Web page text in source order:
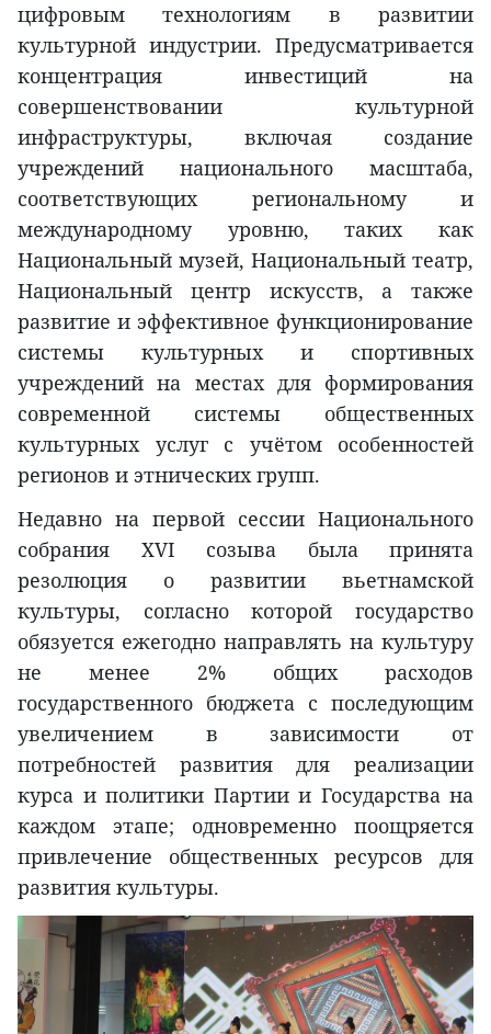
цифровым технологиям в развитии
культурной индустрии. Предусматривается
концентрация инвестиций на
совершенствовании культурной
инфраструктуры, включая создание
учреждений национального масштаба,
соответствующих региональному и
международному уровню, таких как
Национальный музей, Национальный театр,
Национальный центр искусств, а также
развитие и эффективное функционирование
системы культурных и спортивных
учреждений на местах для формирования
современной системы общественных
культурных услуг с учётом особенностей
регионов и этнических групп.
Недавно на первой сессии Национального
собрания XVI созыва была принята
резолюция о развитии вьетнамской
культуры, согласно которой государство
обязуется ежегодно направлять на культуру
не менее 2% общих расходов
государственного бюджета с последующим
увеличением в зависимости от
потребностей развития для реализации
курса и политики Партии и Государства на
каждом этапе; одновременно поощряется
привлечение общественных ресурсов для
развития культуры.